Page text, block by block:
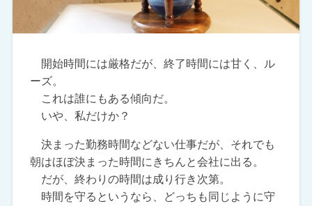
開始時間には厳格だが、終了時間には甘く、ル
ーズ。
これは誰にもある傾向だ。
いや、私だけか？
決まった勤務時間などない仕事だが、それでも
朝はほぼ決まった時間にきちんと会社に出る。
だが、終わりの時間は成り行き次第。
時間を守るというなら、どっちも同じように守